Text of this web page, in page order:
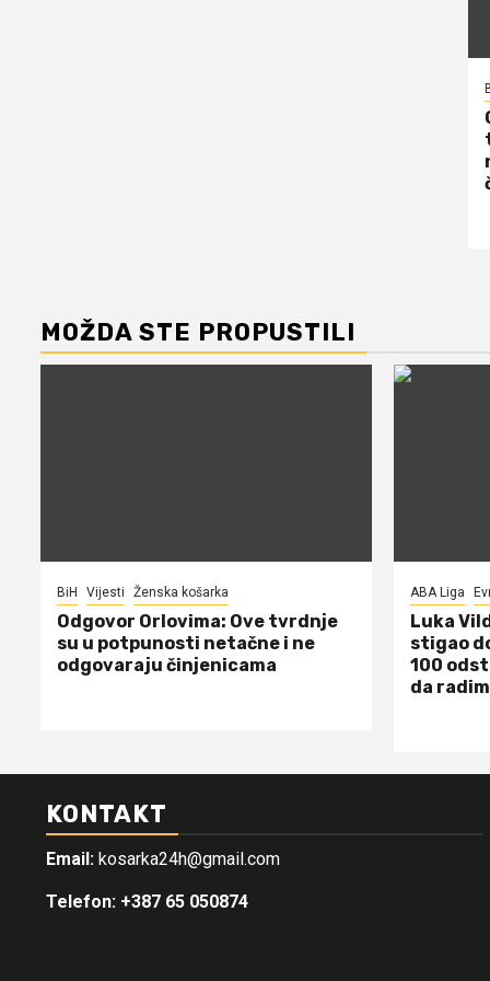
MOŽDA STE PROPUSTILI
BiH Vijesti Ženska košarka
Odgovor Orlovima: ​Ove tvrdnje
su u potpunosti netačne i ne
odgovaraju činjenicama
ABA Liga
Luka
stigao
100
da
KONTAKT
Email: kosarka24h@gmail.com
Telefon: +387 65 050874